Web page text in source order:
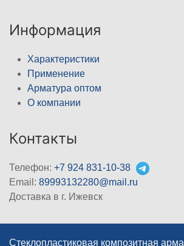
Информация
Характеристики
Применение
Арматура оптом
О компании
Контакты
Телефон: +7 924 831-10-38
Email: 89993132280@mail.ru
Доставка в г. Ижевск
Стеклопластиковая композитная